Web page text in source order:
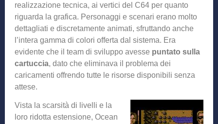
realizzazione tecnica, ai vertici del C64 per quanto
riguarda la grafica. Personaggi e scenari erano molto
dettagliati e discretamente animati, sfruttando anche
l’intera gamma di colori offerta dal sistema. Era
evidente che il team di sviluppo avesse puntato sulla
cartuccia, dato che eliminava il problema dei
caricamenti offrendo tutte le risorse disponibili senza
attese.
Vista la scarsità di livelli e la
loro ridotta estensione, Ocean